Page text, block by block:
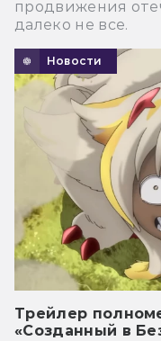
продвижения
далеко не все.
Новости
Трейлер
«Созданный в